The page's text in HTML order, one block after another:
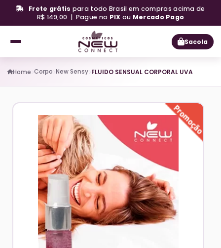
Frete grátis para todo Brasil em compras acima de
R$ 149,00 | Pague no PIX ou Mercado Pago
Sacola
Home Corpo New Sensy FLUIDO SENSUAL CORPORAL UVA